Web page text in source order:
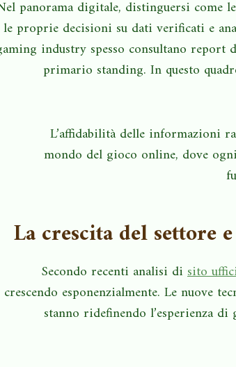
panorama digitale, distinguersi come
le proprie decisioni su dati verificati e
industry spesso consultano
primario standing. In questo
“L’affidabilità delle informazioni
mondo del gioco online, dove
La crescita del
Secondo recenti analisi disito
crescendo esponenzialmente. Le nuove
stanno ridefinendo l’esperienza